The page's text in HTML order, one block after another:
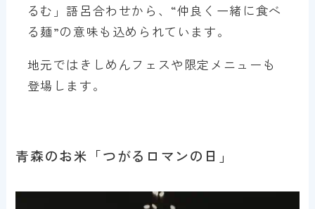
るむ」語呂合わせから、“仲良く一緒に食べ
る麺”の意味も込められています。
地元ではきしめんフェスや限定メニューも
登場します。
青森のお米「つがるロマンの日」